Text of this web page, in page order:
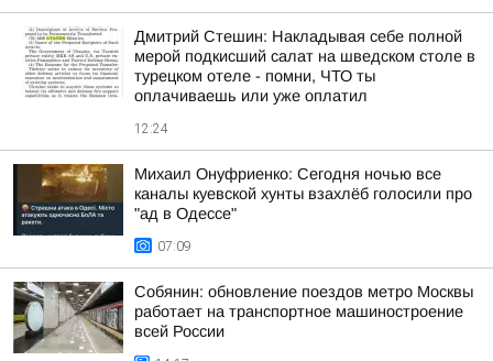
Дмитрий Стешин: Накладывая себе полной
мерой подкисший салат на шведском столе в
турецком отеле - помни, ЧТО ты
оплачиваешь или уже оплатил
12:24
Михаил Онуфриенко: Сегодня ночью все
каналы куевской хунты взахлёб голосили про
"ад в Одессе"
07:09
Собянин: обновление поездов метро Москвы
работает на транспортное машиностроение
всей России